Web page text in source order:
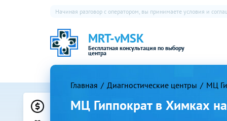
MRT-vMSK
Бесплатная консультация по выбору
центра
Начиная разговор с оператором, вы принимаете условия и
Главная Диагностические центры МЦ
МЦ Гиппократ в Химках